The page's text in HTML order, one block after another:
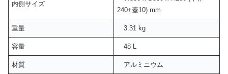
内側サイズ
240+蓋10) mm
重量 3.31 kg
容量 48 L
材質 アルミニウム